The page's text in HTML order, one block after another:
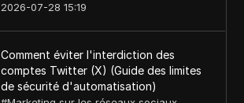
2026-07-28 15:19
Comment éviter l'interdiction des
comptes Twitter (X) (Guide des limites
de sécurité d'automatisation)